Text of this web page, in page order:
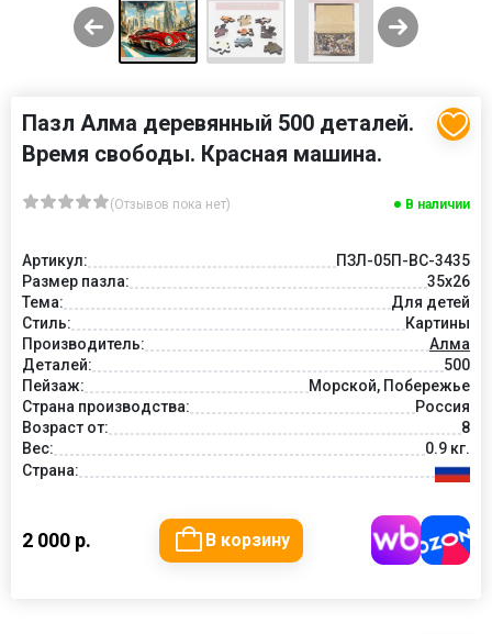
Пазл Алма деревянный 500 деталей.
Время свободы. Красная машина.
(Отзывов пока нет) В наличии
Артикул:
ПЗЛ-05П-ВС-3435
Размер пазла:
35х26
Тема:
Для детей
Стиль:
Картины
Производитель:
Алма
Деталей:
500
Пейзаж:
Морской, Побережье
Страна производства:
Россия
Возраст от:
8
Вес:
0.9 кг.
Страна:
2 000 р. В корзину